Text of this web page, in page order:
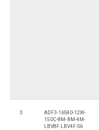
3
ADF3-16S40-12W-
150C-8M- 8M-4M-
LBV8F-LBV4F-S6